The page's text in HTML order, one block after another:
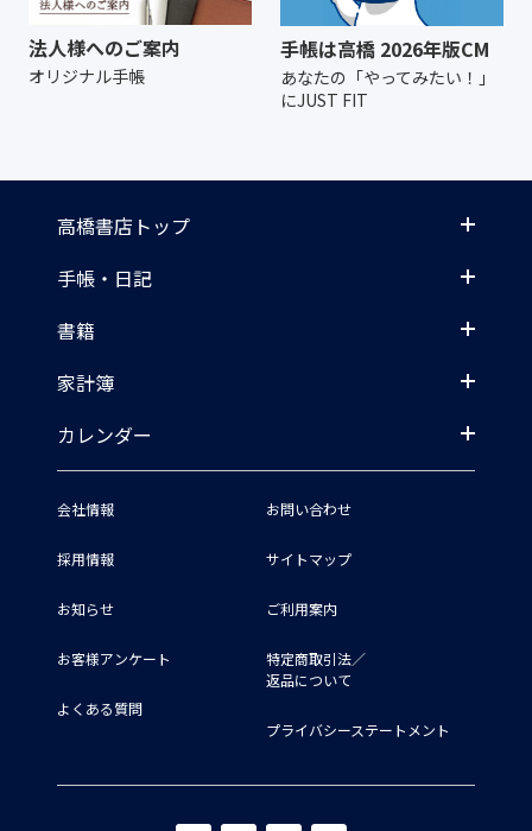
法人様へのご案内
オリジナル手帳
手帳は高橋 2026年版CM
あなたの「やってみたい！」
にJUST FIT
高橋書店トップ
手帳・日記
書籍
家計簿
カレンダー
会社情報
採用情報
お知らせ
お客様アンケート
よくある質問
お問い合わせ
サイトマップ
ご利用案内
特定商取引法／
返品について
プライバシーステートメント